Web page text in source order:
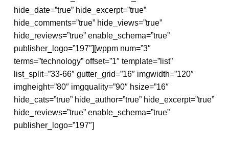
hide_date=”true” hide_excerpt=”true”
hide_comments=”true” hide_views=”true”
hide_reviews=”true” enable_schema=”true”
publisher_logo=”197″][wppm num=”3″
terms=”technology” offset=”1″ template=”list”
list_split=”33-66″ gutter_grid=”16″ imgwidth=”120″
imgheight=”80″ imgquality=”90″ hsize=”16″
hide_cats=”true” hide_author=”true” hide_excerpt=”true”
hide_reviews=”true” enable_schema=”true”
publisher_logo=”197″]